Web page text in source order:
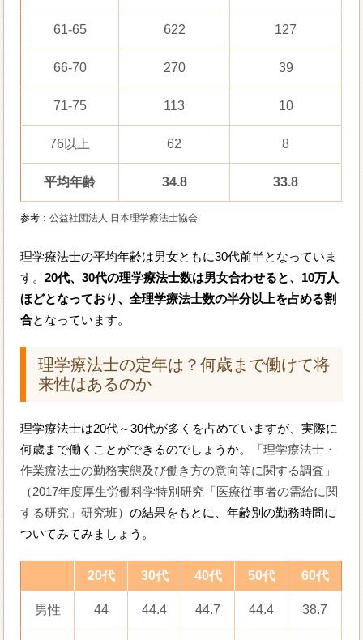
61-65 622 127
66-70 270 39
71-75 113 10
76以上 62 8
平均年齢 34.8 33.8
参考：公益社団法人 日本理学療法士協会
理学療法士の平均年齢は男女ともに30代前半となっていま
す。20代、30代の理学療法士数は男女合わせると、10万人
ほどとなっており、全理学療法士数の半分以上を占める割
合となっています。
理学療法士の定年は？何歳まで働けて将
来性はあるのか
理学療法士は20代～30代が多くを占めていますが、実際に
何歳まで働くことができるのでしょうか。
「理学療法士・
作業療法士の勤務実態及び働き方の意向等に関する調査」
（2017年度厚生労働科学特別研究「医療従事者の需給に関
する研究」研究班）の結果をもとに、年齢別の勤務時間に
ついてみてみましょう。
20代 30代 40代 50代 60代
男性 44 44.4 44.7 44.4 38.7